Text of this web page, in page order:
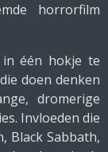
horrorfilm
in één hokje te
doen denken
dromerige
Invloeden die
, Black Sabbath,